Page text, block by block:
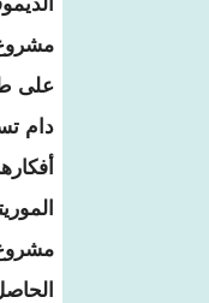
مشروع
دام
مشروع